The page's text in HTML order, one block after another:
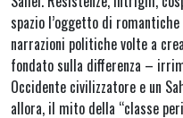
spazio l’oggetto di
narrazioni politiche volte a
fondato sulla differenza –
Occidente civilizzatore e un
allora, il mito della “classe